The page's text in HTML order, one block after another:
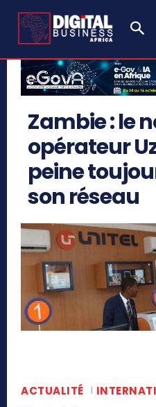
Zambie : le
opérateur
peine
son réseau
ACTUALITÉ